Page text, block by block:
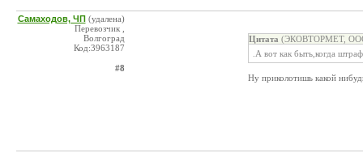
Самаходов, ЧП (удалена)
Перевозчик ,
Волгоград
Код:3963187
#8
Цитата (ЭКОВТОРМЕТ, ООО
.А вот как быть,когда
Ну приколотишь какой